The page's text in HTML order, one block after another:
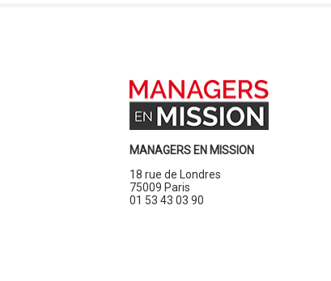
MANAGERS EN MISSION
18 rue de Londres
75009 Paris
01 53 43 03 90